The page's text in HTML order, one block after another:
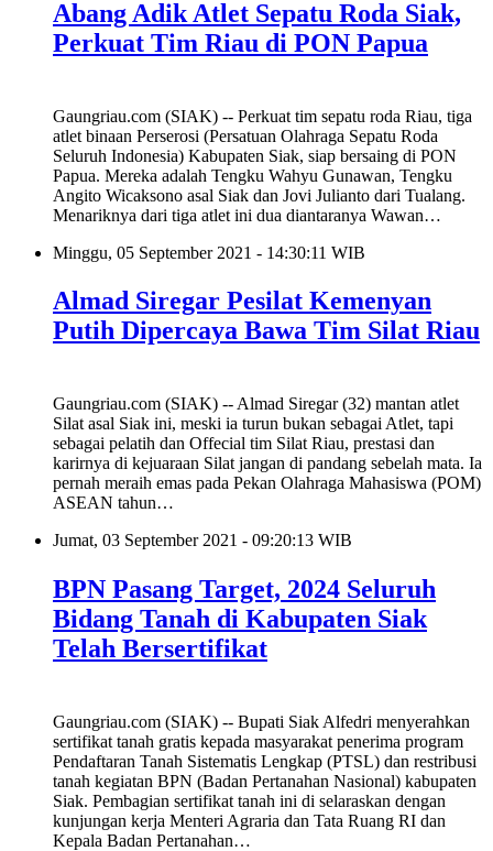
Abang Adik Atlet Sepatu Roda Siak,
Perkuat Tim Riau di PON Papua
Gaungriau.com (SIAK) -- Perkuat tim sepatu roda Riau, tiga
atlet binaan Perserosi (Persatuan Olahraga Sepatu Roda
Seluruh Indonesia) Kabupaten Siak, siap bersaing di PON
Papua. Mereka adalah Tengku Wahyu Gunawan, Tengku
Angito Wicaksono asal Siak dan Jovi Julianto dari Tualang.
Menariknya dari tiga atlet ini dua diantaranya Wawan…
Minggu, 05 September 2021 - 14:30:11 WIB
Almad Siregar Pesilat Kemenyan
Putih Dipercaya Bawa Tim Silat Riau
Gaungriau.com (SIAK) -- Almad Siregar (32) mantan atlet
Silat asal Siak ini, meski ia turun bukan sebagai Atlet, tapi
sebagai pelatih dan Offecial tim Silat Riau, prestasi dan
karirnya di kejuaraan Silat jangan di pandang sebelah mata. Ia
pernah meraih emas pada Pekan Olahraga Mahasiswa (POM)
ASEAN tahun…
Jumat, 03 September 2021 - 09:20:13 WIB
BPN Pasang Target, 2024 Seluruh
Bidang Tanah di Kabupaten Siak
Telah Bersertifikat
Gaungriau.com (SIAK) -- Bupati Siak Alfedri menyerahkan
sertifikat tanah gratis kepada masyarakat penerima program
Pendaftaran Tanah Sistematis Lengkap (PTSL) dan restribusi
tanah kegiatan BPN (Badan Pertanahan Nasional) kabupaten
Siak. Pembagian sertifikat tanah ini di selaraskan dengan
kunjungan kerja Menteri Agraria dan Tata Ruang RI dan
Kepala Badan Pertanahan…